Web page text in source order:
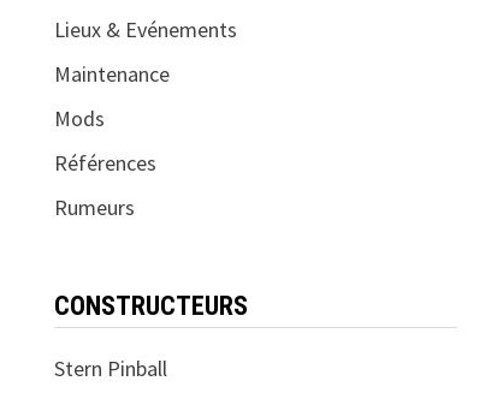
Lieux & Evénements
Maintenance
Mods
Références
Rumeurs
CONSTRUCTEURS
Stern Pinball